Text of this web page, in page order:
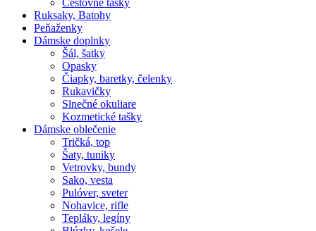
Ruksaky, Batohy
Peňaženky
Dámske doplnky
Šál, šatky
Opasky
Čiapky, baretky, čelenky
Rukavičky
Slnečné okuliare
Kozmetické tašky
Dámske oblečenie
Tričká, top
Šaty, tuniky
Vetrovky, bundy
Sako, vesta
Pulóver, sveter
Nohavice, rifle
Tepláky, legíny